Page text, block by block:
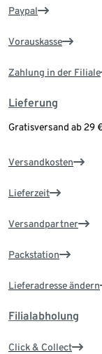
Paypal
Vorauskasse
Zahlung in der Filiale
Lieferung
Gratisversand ab 29
Versandkosten
Lieferzeit
Versandpartner
Packstation
Lieferadresse ändern
Filialabholung
Click & Collect